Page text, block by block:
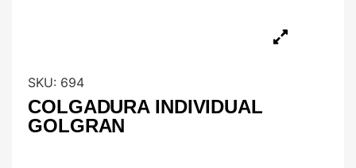
SKU: 694
COLGADURA INDIVIDUAL
GOLGRAN